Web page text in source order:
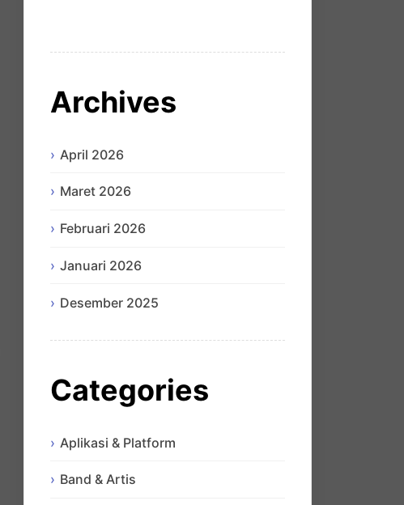
Archives
April 2026
Maret 2026
Februari 2026
Januari 2026
Desember 2025
Categories
Aplikasi & Platform
Band & Artis